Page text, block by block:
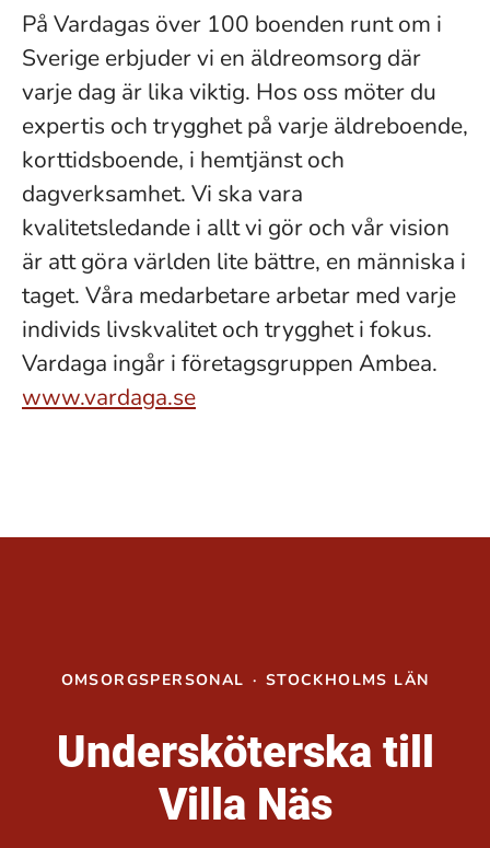
På Vardagas över 100 boenden runt om i
Sverige erbjuder vi en äldreomsorg där
varje dag är lika viktig. Hos oss möter du
expertis och trygghet på varje äldreboende,
korttidsboende, i hemtjänst och
dagverksamhet. Vi ska vara
kvalitetsledande i allt vi gör och vår vision
är att göra världen lite bättre, en människa i
taget. Våra medarbetare arbetar med varje
individs livskvalitet och trygghet i fokus.
Vardaga ingår i företagsgruppen Ambea.
www.vardaga.se
OMSORGSPERSONAL · STOCKHOLMS LÄN
Undersköterska till
Villa Näs